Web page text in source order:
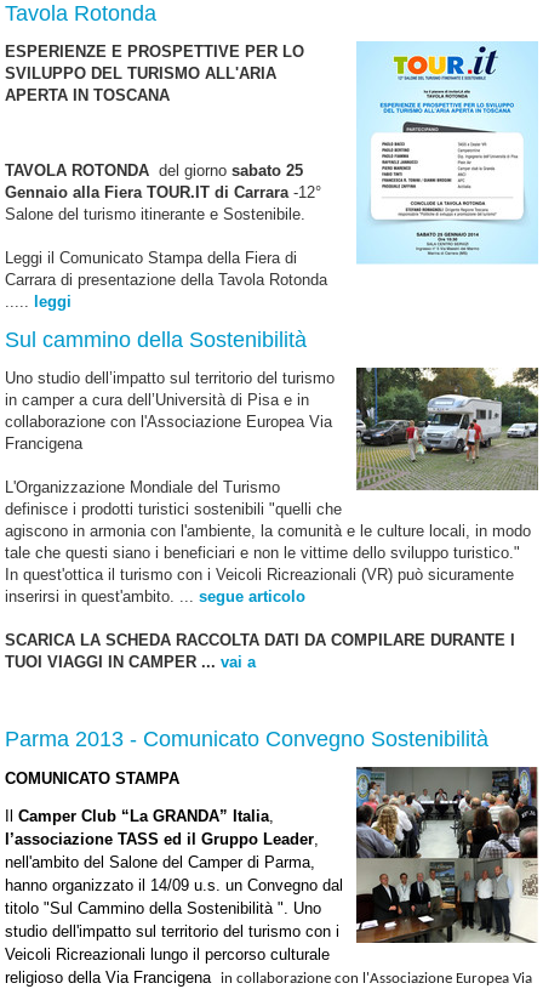
Tavola Rotonda
ESPERIENZE E PROSPETTIVE PER LO
SVILUPPO DEL TURISMO ALL'ARIA
APERTA IN TOSCANA
TAVOLA ROTONDA del giornosabato 25
Gennaio alla Fiera TOUR.IT di Carrara -12°
Salone del turismo itinerante e Sostenibile.
Leggi il Comunicato Stampa della Fiera di
Carrara di presentazione della Tavola Rotonda
.....leggi
Sul cammino della Sostenibilità
Uno studio dell’impatto sul territorio del turismo
in camper a cura dell’Università di Pisa e in
collaborazione con l'Associazione Europea Via
Francigena
L'Organizzazione Mondiale del Turismo
definisce i prodotti turistici sostenibili "quelli che
agiscono in armonia con l'ambiente, la comunità e le culture locali, in modo
tale che questi siano i beneficiari e non le vittime dello sviluppo turistico."
In quest'ottica il turismo con i Veicoli Ricreazionali (VR) può sicuramente
inserirsi in quest'ambito. ...segue articolo
SCARICA LA SCHEDA RACCOLTA DATI DA COMPILARE DURANTE I
TUOI VIAGGI IN CAMPER ...vai a
Parma 2013 - Comunicato Convegno Sostenibilità
COMUNICATO STAMPA
IlCamper Club “La GRANDA” Italia,
l’associazione TASS ed il Gruppo Leader,
nell'ambito del Salone del Camper di Parma,
hanno organizzato il 14/09 u.s. un Convegno dal
titolo "Sul Cammino della Sostenibilità ". Uno
studio dell'impatto sul territorio del turismo con i
Veicoli Ricreazionali lungo il percorso culturale
religioso della Via Francigenain collaborazione con l'Associazione Europea Via